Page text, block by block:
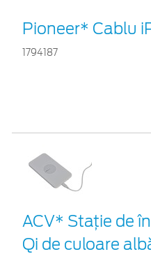
Pioneer* Cablu
1794187
ACV* Stație de
Qi de culoare